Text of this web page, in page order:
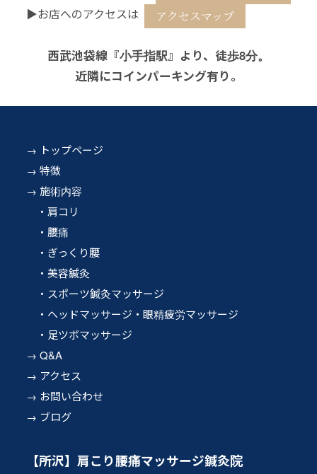
▶お店へのアクセスは アクセスマップ
西武池袋線『小手指駅』より、徒歩8分。
近隣にコインパーキング有り。
トップページ
特徴
施術内容
肩コリ
腰痛
ぎっくり腰
美容鍼灸
スポーツ鍼灸マッサージ
ヘッドマッサージ・眼精疲労マッサージ
足ツボマッサージ
Q&A
アクセス
お問い合わせ
ブログ
【所沢】肩こり腰痛マッサージ鍼灸院